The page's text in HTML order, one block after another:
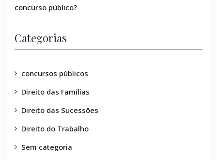
concurso público?
Categorias
concursos públicos
Direito das Famílias
Direito das Sucessões
Direito do Trabalho
Sem categoria